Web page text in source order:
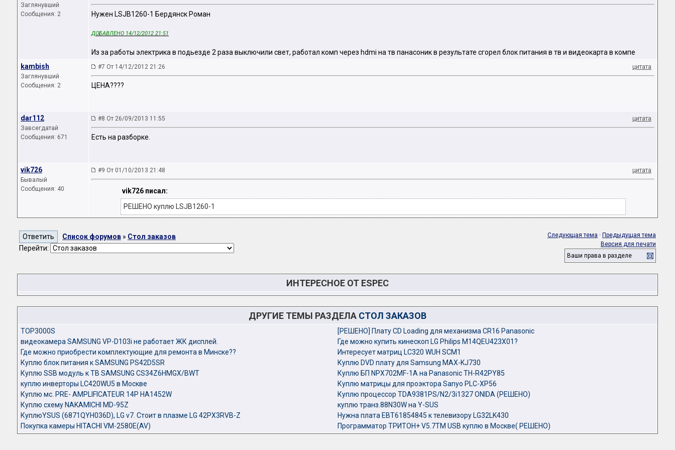
Заглянувший
Сообщения: 2
Нужен LSJB1260-1 Бердянск Роман
ДОБАВЛЕНО 14/12/2012 21:51
Из за работы электрика в подьезде 2 раза выключили свет, работал комп через hdmi на тв панасоник в результате сгорел блок питания в тв и видеокарта в компе
kambish
Заглянувший
Сообщения: 2
#7 От 14/12/2012 21:26 цитата
ЦЕНА????
dar112
Завсегдатай
Сообщения: 671
#8 От 26/09/2013 11:55 цитата
Есть на разборке.
vik726
Бывалый
Сообщения: 40
#9 От 01/10/2013 21:48 цитата
vik726 писал:
РЕШЕНО куплю LSJB1260-1
Список форумов » Стол заказов
Перейти:
Следующая тема · Предыдущая тема
Версия для печати
Ваши права в разделе
ИНТЕРЕСНОЕ ОТ ESPEC
ДРУГИЕ ТЕМЫ РАЗДЕЛА СТОЛ ЗАКАЗОВ
TOP3000S
[РЕШЕНО] Плату CD Loading для механизма СR16 Panasonic
видеокамера SAMSUNG VP-D103i не работает ЖК дисплей.
Где можно купить кинескоп LG Philips M14QEU423X01?
Где можно приобрести комплектующие для ремонта в Минске??
Интересует матриц LC320 WUH SCM1
Куплю блок питания к SAMSUNG PS42D5SR
Куплю DVD плату для Samsung MAX-KJ730
Куплю SSB модуль к ТВ SAMSUNG CS34Z6HMGX/BWT
Куплю БП NPX702MF-1A на Panasonic TH-R42PY85
куплю инверторы LC420WU5 в Москве
Куплю матрицы для проэктора Sanyo PLC-XP56
Куплю мс. PRE- AMPLIFICATEUR 14P HA1452W
Куплю процессор TDA9381PS/N2/3i1327 ONIDA (РЕШЕНО)
Куплю схему NAKAMICHI MD-95Z
куплю транз.88N30W на Y-SUS
КуплюYSUS (6871QYH036D), LG v7. Стоит в плазме LG 42PX3RVB-Z
Нужна плата EBT61854845 к телевизору LG32LK430
Покупка камеры HITACHI VM-2580E(AV)
Программатор ТРИТОН+ V5.7TM USB куплю в Москве( РЕШЕНО)